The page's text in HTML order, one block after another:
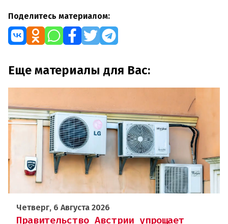
Поделитесь материалом:
Еще материалы для Вас:
Четверг, 6 Августа 2026
Правительство Австрии упрощает